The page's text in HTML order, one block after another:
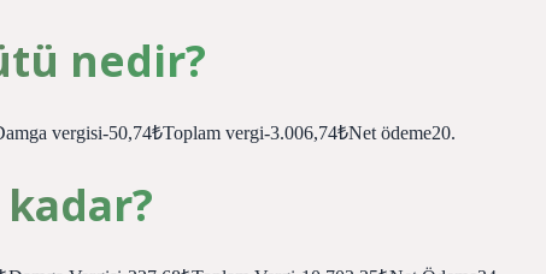
nedir?
vergisi-50,74₺Toplam vergi-3.006,74₺Net ödeme20.